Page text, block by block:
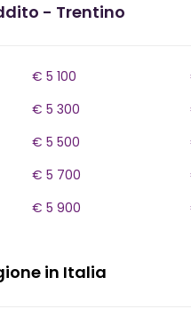
- Trentino
€ 5 100
€ 5 300
€ 5 500
€ 5 700
€ 5 900
in Italia